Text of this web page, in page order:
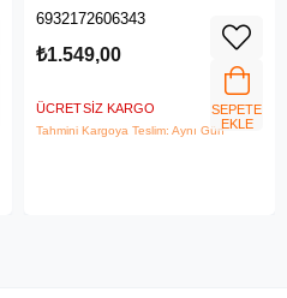
6932172606343
₺1.549,00
ÜCRETSIZ KARGO
Tahmini Kargoya Teslim: Aynı Gün
SEPETE
EKLE